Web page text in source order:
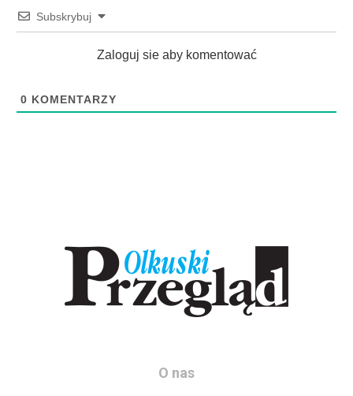
Subskrybuj
Zaloguj sie aby komentować
0 KOMENTARZY
O nas